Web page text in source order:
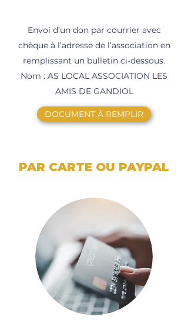
Envoi d’un don par courrier avec
chèque à l’adresse de l’association en
remplissant un bulletin ci-dessous.
Nom : AS LOCAL ASSOCIATION LES
AMIS DE GANDIOL
DOCUMENT À REMPLIR
PAR CARTE OU PAYPAL